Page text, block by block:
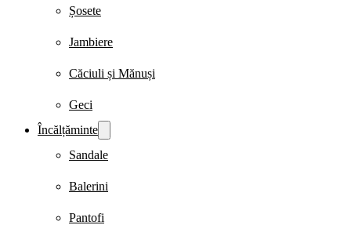
Șosete
Jambiere
Căciuli și Mănuși
Geci
Încălțăminte
Sandale
Balerini
Pantofi